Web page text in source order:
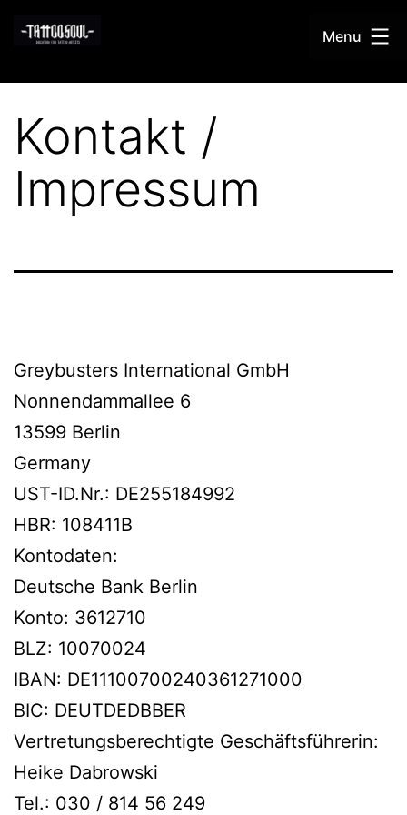
TattooSoul
Menu
Kontakt /
Impressum
Greybusters International GmbH
Nonnendammallee 6
13599 Berlin
Germany
UST-ID.Nr.: DE255184992
HBR: 108411B
Kontodaten:
Deutsche Bank Berlin
Konto: 3612710
BLZ: 10070024
IBAN: DE11100700240361271000
BIC: DEUTDEDBBER
Vertretungsberechtigte Geschäftsführerin:
Heike Dabrowski
Tel.: 030 / 814 56 249